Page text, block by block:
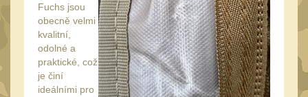
Dvojnožky 39
Dvojnožky na hlaveň2
Dvojnožky pro picatinny
Fuchs jsou
obecně velmi
kvalitní,
odolné a
praktické, což
je činí
ideálními pro